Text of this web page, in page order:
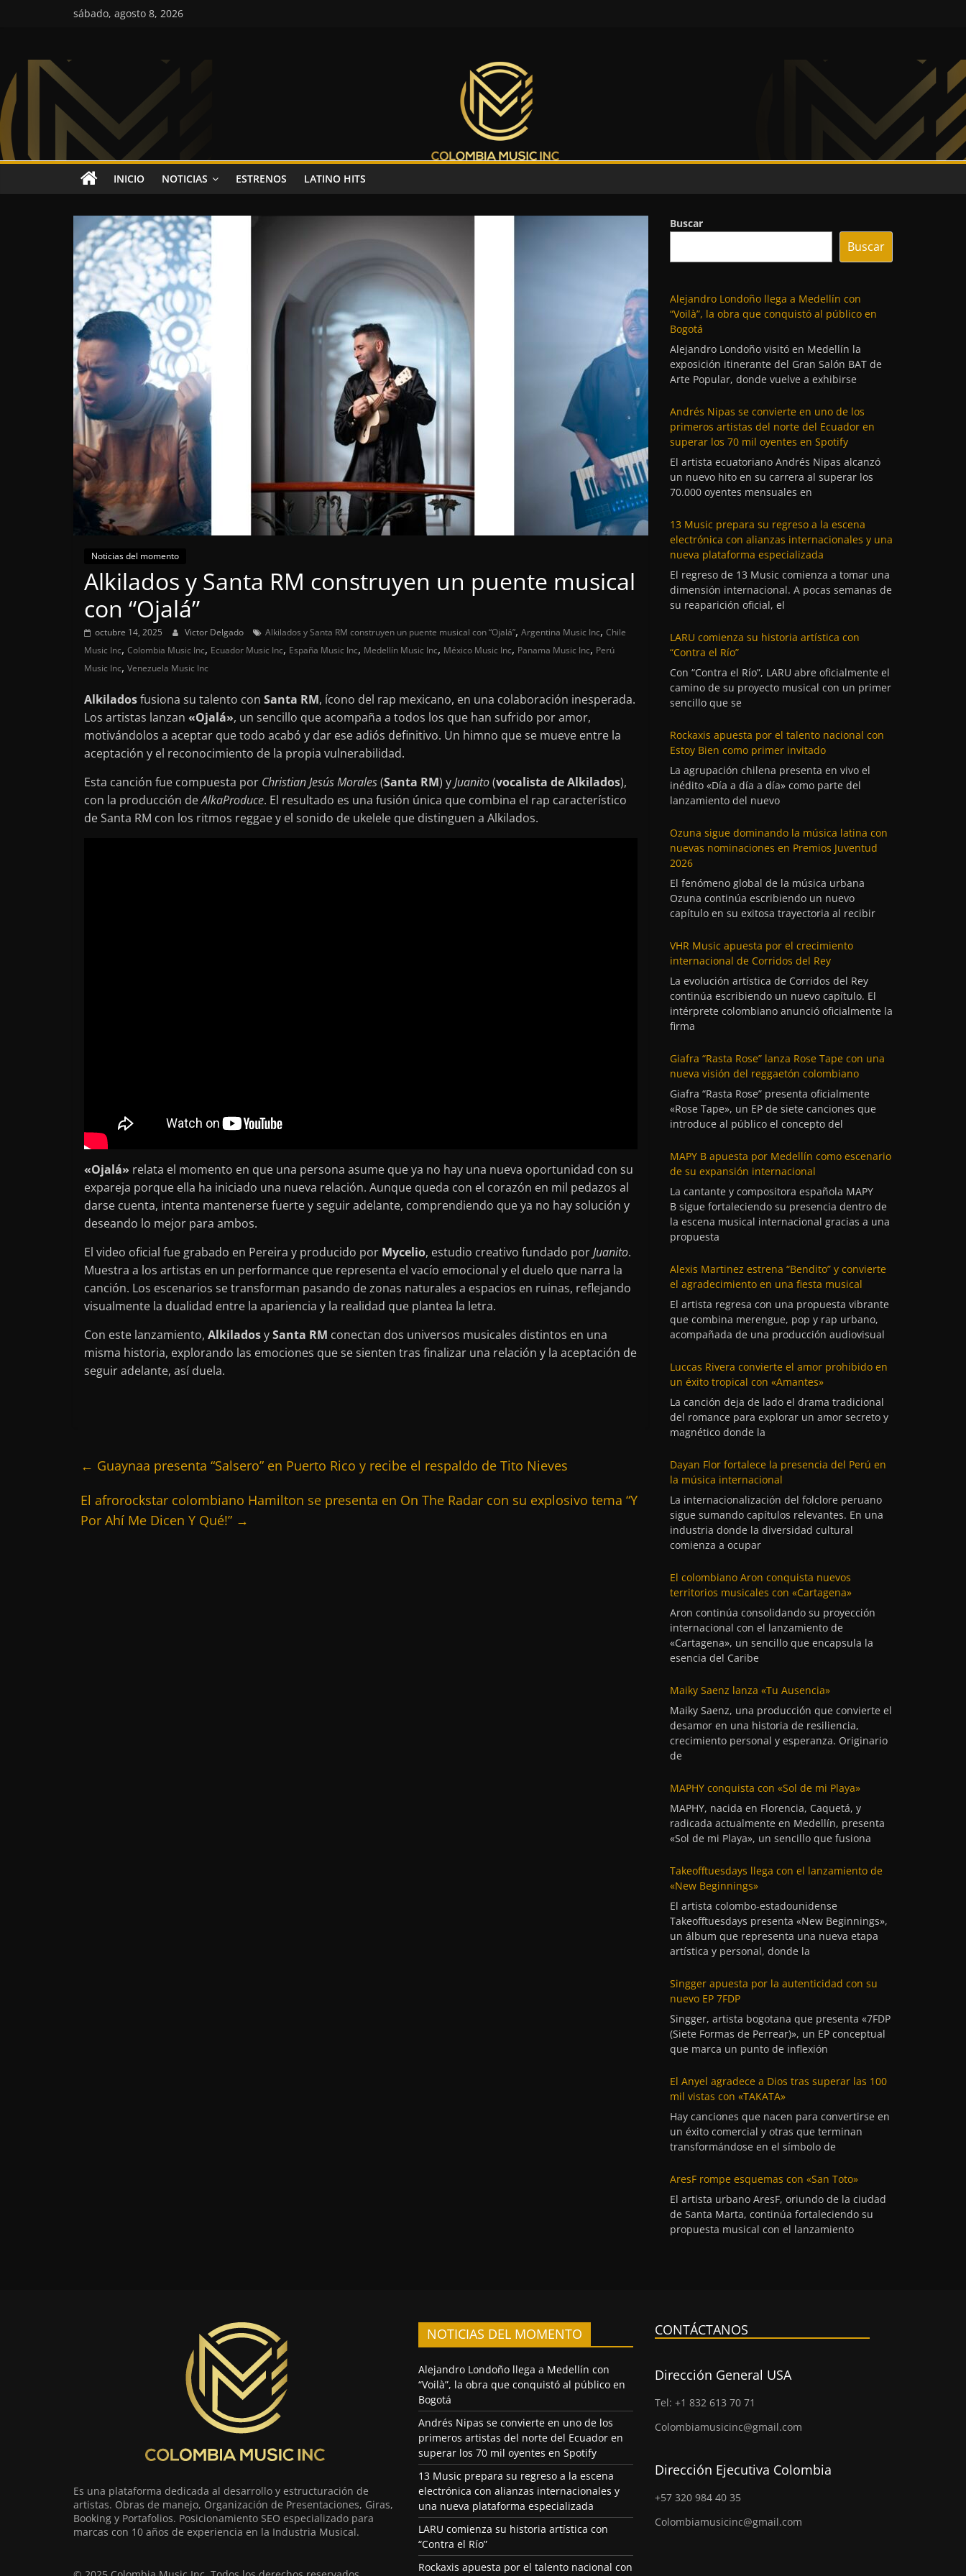
sábado, agosto 8, 2026
Colombia
Music
Inc
Colombia
Music
INICIO NOTICIAS ESTRENOS LATINO HITS
Noticias del momento
Alkilados y Santa RM construyen un puente musical
con “Ojalá”
octubre 14, 2025 Victor Delgado Alkilados y Santa RM construyen un puente musical con “Ojalá”, Argentina Music Inc, Chile
Music Inc, Colombia Music Inc, Ecuador Music Inc, España Music Inc, Medellín Music Inc, México Music Inc, Panama Music Inc, Perú
Music Inc, Venezuela Music Inc
Alkiladosfusiona su talento con Santa RM, ícono del rap mexicano, en una colaboración inesperada.
Los artistas lanzan «Ojalá», un sencillo que acompaña a todos los que han sufrido por amor,
motivándolos a aceptar que todo acabó y dar ese adiós definitivo. Un himno que se mueve entre la
aceptación y el reconocimiento de la propia vulnerabilidad.
Esta canción fue compuesta por Christian Jesús Morales(Santa RM) yJuanito(vocalista de Alkilados),
con la producción deAlkaProduce. El resultado es una fusión única que combina el rap característico
de Santa RM con los ritmos reggae y el sonido de ukelele que distinguen a Alkilados.
«Ojalá» relata el momento en que una persona asume que ya no hay una nueva oportunidad con su
expareja porque ella ha iniciado una nueva relación. Aunque queda con el corazón en mil pedazos al
darse cuenta, intenta mantenerse fuerte y seguir adelante, comprendiendo que ya no hay solución y
deseando lo mejor para ambos.
El video oficial fue grabado en Pereira y producido por Mycelio, estudio creativo fundado porJuanito.
Muestra a los artistas en un performance que representa el vacío emocional y el duelo que narra la
canción. Los escenarios se transforman pasando de zonas naturales a espacios en ruinas, reflejando
visualmente la dualidad entre la apariencia y la realidad que plantea la letra.
Con este lanzamiento, AlkiladosySanta RM conectan dos universos musicales distintos en una
misma historia, explorando las emociones que se sienten tras finalizar una relación y la aceptación de
seguir adelante, así duela.
← Guaynaa presenta “Salsero” en Puerto Rico y recibe el respaldo de Tito Nieves
El afrorockstar colombiano Hamilton se presenta en On The Radar con su explosivo tema “Y
Por Ahí Me Dicen Y Qué!” →
Buscar
Buscar
Alejandro Londoño llega a Medellín con
“Voilà”, la obra que conquistó al público en
Bogotá
Alejandro Londoño visitó en Medellín la
exposición itinerante del Gran Salón BAT de
Arte Popular, donde vuelve a exhibirse
Andrés Nipas se convierte en uno de los
primeros artistas del norte del Ecuador en
superar los 70 mil oyentes en Spotify
El artista ecuatoriano Andrés Nipas alcanzó
un nuevo hito en su carrera al superar los
70.000 oyentes mensuales en
13 Music prepara su regreso a la escena
electrónica con alianzas internacionales y una
nueva plataforma especializada
El regreso de 13 Music comienza a tomar una
dimensión internacional. A pocas semanas de
su reaparición oficial, el
LARU comienza su historia artística con
“Contra el Río”
Con “Contra el Río”, LARU abre oficialmente el
camino de su proyecto musical con un primer
sencillo que se
Rockaxis apuesta por el talento nacional con
Estoy Bien como primer invitado
La agrupación chilena presenta en vivo el
inédito «Día a día a día» como parte del
lanzamiento del nuevo
Ozuna sigue dominando la música latina con
nuevas nominaciones en Premios Juventud
2026
El fenómeno global de la música urbana
Ozuna continúa escribiendo un nuevo
capítulo en su exitosa trayectoria al recibir
VHR Music apuesta por el crecimiento
internacional de Corridos del Rey
La evolución artística de Corridos del Rey
continúa escribiendo un nuevo capítulo. El
intérprete colombiano anunció oficialmente la
firma
Giafra “Rasta Rose” lanza Rose Tape con una
nueva visión del reggaetón colombiano
Giafra “Rasta Rose” presenta oficialmente
«Rose Tape», un EP de siete canciones que
introduce al público el concepto del
MAPY B apuesta por Medellín como escenario
de su expansión internacional
La cantante y compositora española MAPY
B sigue fortaleciendo su presencia dentro de
la escena musical internacional gracias a una
propuesta
Alexis Martinez estrena “Bendito” y convierte
el agradecimiento en una fiesta musical
El artista regresa con una propuesta vibrante
que combina merengue, pop y rap urbano,
acompañada de una producción audiovisual
Luccas Rivera convierte el amor prohibido en
un éxito tropical con «Amantes»
La canción deja de lado el drama tradicional
del romance para explorar un amor secreto y
magnético donde la
Dayan Flor fortalece la presencia del Perú en
la música internacional
La internacionalización del folclore peruano
sigue sumando capítulos relevantes. En una
industria donde la diversidad cultural
comienza a ocupar
El colombiano Aron conquista nuevos
territorios musicales con «Cartagena»
Aron continúa consolidando su proyección
internacional con el lanzamiento de
«Cartagena», un sencillo que encapsula la
esencia del Caribe
Maiky Saenz lanza «Tu Ausencia»
Maiky Saenz, una producción que convierte el
desamor en una historia de resiliencia,
crecimiento personal y esperanza. Originario
de
MAPHY conquista con «Sol de mi Playa»
MAPHY, nacida en Florencia, Caquetá, y
radicada actualmente en Medellín, presenta
«Sol de mi Playa», un sencillo que fusiona
Takeofftuesdays llega con el lanzamiento de
«New Beginnings»
El artista colombo-estadounidense
Takeofftuesdays presenta «New Beginnings»,
un álbum que representa una nueva etapa
artística y personal, donde la
Singger apuesta por la autenticidad con su
nuevo EP 7FDP
Singger, artista bogotana que presenta «7FDP
(Siete Formas de Perrear)», un EP conceptual
que marca un punto de inflexión
El Anyel agradece a Dios tras superar las 100
mil vistas con «TAKATA»
Hay canciones que nacen para convertirse en
un éxito comercial y otras que terminan
transformándose en el símbolo de
AresF rompe esquemas con «San Toto»
El artista urbano AresF, oriundo de la ciudad
de Santa Marta, continúa fortaleciendo su
propuesta musical con el lanzamiento
Es una plataforma dedicada al desarrollo y estructuración de
artistas. Obras de manejo, Organización de Presentaciones, Giras,
Booking y Portafolios. Posicionamiento SEO especializado para
marcas con 10 años de experiencia en la Industria Musical.
NOTICIAS DEL MOMENTO
Alejandro Londoño llega a Medellín con
“Voilà”, la obra que conquistó al público en
Bogotá
Andrés Nipas se convierte en uno de los
primeros artistas del norte del Ecuador en
superar los 70 mil oyentes en Spotify
13 Music prepara su regreso a la escena
electrónica con alianzas internacionales y
una nueva plataforma especializada
LARU comienza su historia artística con
“Contra el Río”
Rockaxis apuesta por el talento nacional con
CONTÁCTANOS
Dirección General USA
Tel: +1 832 613 70 71
Colombiamusicinc@gmail.com
Dirección Ejecutiva Colombia
+57 320 984 40 35
Colombiamusicinc@gmail.com